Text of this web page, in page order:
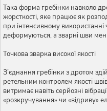
Така форма гребінки навколо
жорсткості, яке працює як
при інтенсивному
деформуються, а зварні шви
Точкова зварка високої якості
З’єднання гребінки з дротом
ретельним контролем якості
витримає навіть серйозні
«розкручування» чи «відриву»